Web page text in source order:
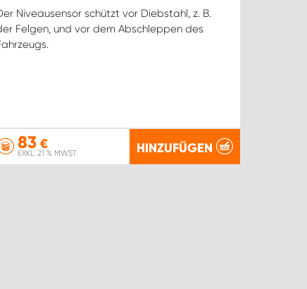
Niveausensor schützt vor Diebstahl, z. B.
Felgen, und vor dem Abschleppen des
83 €
EXKL. 21 % MWST. HINZUFÜGEN